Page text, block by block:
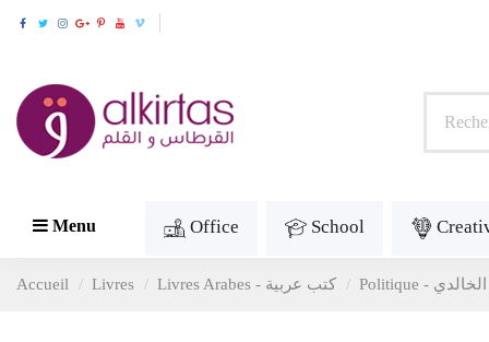
Menu Office School
Accueil Livres Livres Arabes - كتب عربية